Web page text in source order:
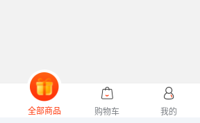
全部商品 购物车 我的